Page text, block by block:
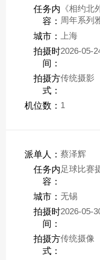
任务内
容：
《相约
周年系列
城市： 上海
拍摄时
间：
2026-05-
拍摄方
式：
传统摄影
机位数： 1
派单人： 蔡泽辉
任务内
容：
足球比赛
城市： 无锡
拍摄时
间：
2026-05-
拍摄方
式：
传统摄像